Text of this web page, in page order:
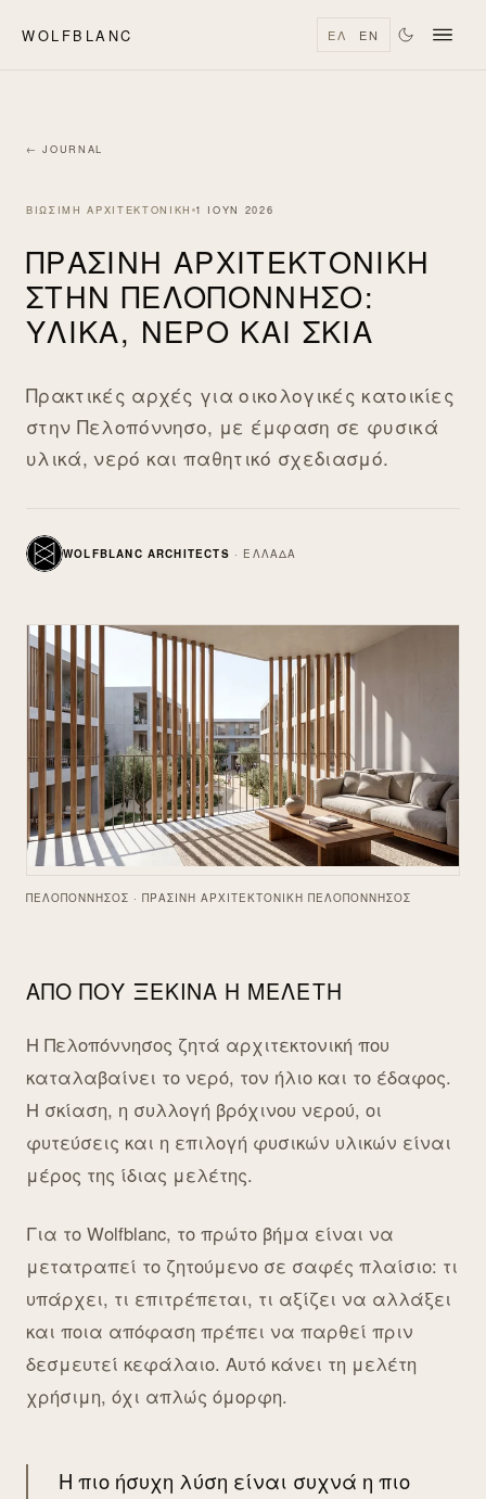
WOLFBLANC ΕΛ EN
← JOURNAL
ΒΙΏΣΙΜΗ ΑΡΧΙΤΕΚΤΟΝΙΚΉ 1 ΙΟΥΝ 2026
ΠΡΆΣΙΝΗ ΑΡΧΙΤΕΚΤΟΝΙΚΉ
ΣΤΗΝ ΠΕΛΟΠΌΝΝΗΣΟ:
ΥΛΙΚΆ, ΝΕΡΌ ΚΑΙ ΣΚΙΆ
Πρακτικές αρχές για οικολογικές κατοικίες
στην Πελοπόννησο, με έμφαση σε φυσικά
υλικά, νερό και παθητικό σχεδιασμό.
WOLFBLANC ARCHITECTS · ΕΛΛΆΔΑ
ΠΕΛΟΠΌΝΝΗΣΟΣ · ΠΡΆΣΙΝΗ ΑΡΧΙΤΕΚΤΟΝΙΚΉ ΠΕΛΟΠΌΝΝΗΣΟΣ
ΑΠΌ ΠΟΎ ΞΕΚΙΝΆ Η ΜΕΛΈΤΗ
Η Πελοπόννησος ζητά αρχιτεκτονική που
καταλαβαίνει το νερό, τον ήλιο και το έδαφος.
Η σκίαση, η συλλογή βρόχινου νερού, οι
φυτεύσεις και η επιλογή φυσικών υλικών είναι
μέρος της ίδιας μελέτης.
Για το Wolfblanc, το πρώτο βήμα είναι να
μετατραπεί το ζητούμενο σε σαφές πλαίσιο: τι
υπάρχει, τι επιτρέπεται, τι αξίζει να αλλάξει
και ποια απόφαση πρέπει να παρθεί πριν
δεσμευτεί κεφάλαιο. Αυτό κάνει τη μελέτη
χρήσιμη, όχι απλώς όμορφη.
Η πιο ήσυχη λύση είναι συχνά η πιο